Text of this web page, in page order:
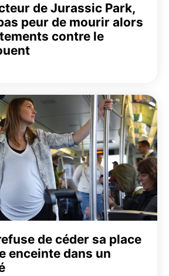
de Jurassic Park,
peur de mourir alors
contre le
de céder sa place
enceinte dans un